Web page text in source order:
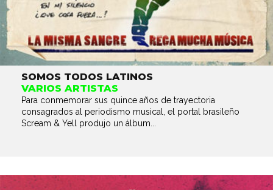
SOMOS TODOS LATINOS
VARIOS ARTISTAS
Para conmemorar sus quince años de trayectoria
consagrados al periodismo musical, el portal brasileño
Scream & Yell produjo un álbum...